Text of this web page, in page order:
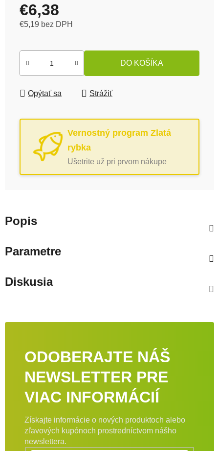
€6,38
€5,19 bez DPH
DO KOŠÍKA
Opýtať sa Strážiť
Vernostný program Zlatá
rybka
Ušetrite už pri prvom nákupe
Popis
Parametre
Diskusia
ODOBERAJTE NÁŠ
NEWSLETTER PRE
VIAC INFORMÁCIÍ
Získajte informácie o nových produktoch alebo
zľavových kupónoch prostredníctvom nášho
newslettera.